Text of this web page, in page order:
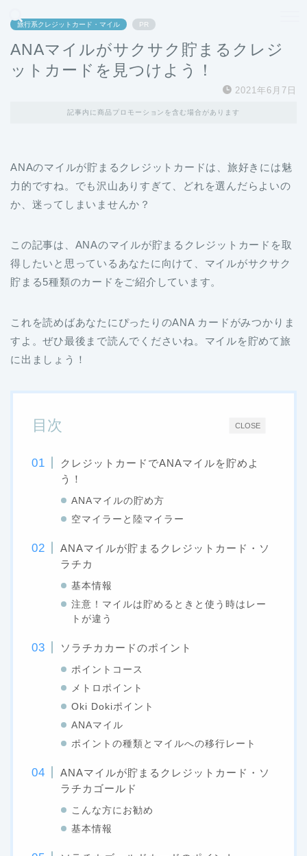
旅行系クレジットカード・マイル PR
ANAマイルがサクサク貯まるクレジ
ットカードを見つけよう！
2021年6月7日
記事内に商品プロモーションを含む場合があります
ANAのマイルが貯まるクレジットカードは、旅好きには魅
力的ですね。でも沢山ありすぎて、どれを選んだらよいの
か、迷ってしまいませんか？
この記事は、ANAのマイルが貯まるクレジットカードを取
得したいと思っているあなたに向けて、マイルがサクサク
貯まる5種類のカードをご紹介しています。
これを読めばあなたにぴったりのANA カードがみつかりま
すよ。ぜひ最後まで読んでくださいね。マイルを貯めて旅
に出ましょう！
CLOSE
目次
クレジットカードでANAマイルを貯めよ
う！
ANAマイルの貯め方
空マイラーと陸マイラー
ANAマイルが貯まるクレジットカード・ソ
ラチカ
基本情報
注意！マイルは貯めるときと使う時はレー
トが違う
ソラチカカードのポイント
ポイントコース
メトロポイント
Oki Dokiポイント
ANAマイル
ポイントの種類とマイルへの移行レート
ANAマイルが貯まるクレジットカード・ソ
ラチカゴールド
こんな方にお勧め
基本情報